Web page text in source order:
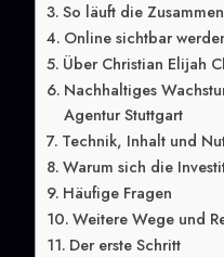
So läuft die
Online sichtbar
Über Christian Elijah
Nachhaltiges
Agentur Stuttgart
Technik, Inhalt und
Warum sich die
Häufige Fragen
Weitere Wege und
Der erste Schritt